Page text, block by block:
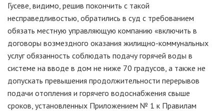
Гусеве, видимо, решив покончить с такой
несправедливостью, обратились в суд с требованием
обязать местную управляющую компанию «включить в
договоры возмездного оказания жилищно-коммунальных
услуг обязанность соблюдать подачу горячей воды в
системе на вводе в дом не ниже 70 градусов, а также не
допускать превышения продолжительности перерывов
подачи отопления и горячего водоснабжения свыше
сроков, установленных Приложением № 1 к Правилам